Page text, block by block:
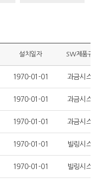
설치일자 SW제품규
1970-01-01 과금시스
1970-01-01 과금시스
1970-01-01 과금시스
1970-01-01 빌링시스
1970-01-01 빌링시스